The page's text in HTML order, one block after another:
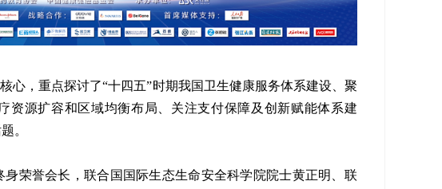
心，重点探讨了“十四五”时期我国卫生健康服务体系建设、聚
资源扩容和区域均衡布局、关注支付保障及创新赋能体系建
。
荣誉会长，联合国国际生态生命安全科学院院士黄正明、联